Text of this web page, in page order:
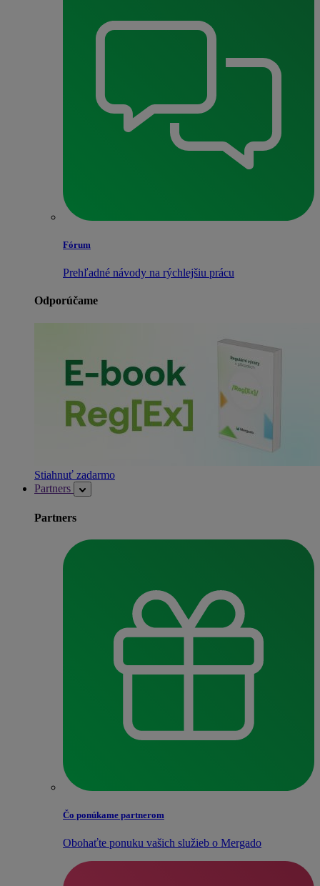
Fórum
Prehľadné návody na rýchlejšiu prácu
Odporúčame
Stiahnuť zadarmo
Partners
Partners
Čo ponúkame partnerom
Obohaťte ponuku vašich služieb o Mergado